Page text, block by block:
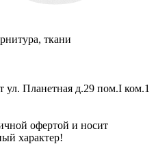
ткани
Планетная д.29 пом.I ком.1
офертой и носит
характер!